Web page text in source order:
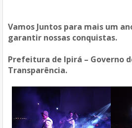
Vamos Juntos para mais um
garantir nossas conquistas.
Prefeitura de Ipirá – Governo
Transparência.